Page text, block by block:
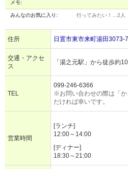
メモ:
みんなのお気に入り: 行ってみたい！… 2人
住所 日置市東市来町湯田3073-7
交通・アクセ
ス
「湯之元駅」から徒歩約
TEL
099-246-6366
※お問い合わせの際は「
だければ幸いです。
営業時間
[ランチ]
12:00～14:00
[ディナー]
18:30～21:00